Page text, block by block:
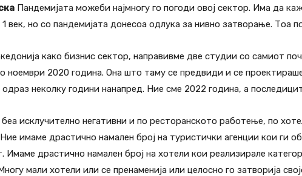
Пандемијата можеби најмногу го погоди овој сектор. Има да
век, но со пандемијата донесоа одлука за нивно затворање. Тоа
како бизнис сектор, направивме две студии со самиот
ноември 2020 година. Она што таму се предвиди и се
одраз неколку години нанапред. Ние сме 2022 година, а
исклучително негативни и по ресторанското работење, по
имаме драстично намален број на туристички агенции кои ги
Имаме драстично намален број на хотели кои реализирале
мали хотели или се пренаменија или целосно го затворија